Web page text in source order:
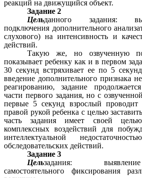
реакций на движущийся объект.
Задание 2
Цельданного задания:
подключения дополнительного
слухового) на интенсивность и
действий.
Такую же, но озвученную
показывает ребенку как и в первом
30 секунд встряхивает ее по 5
введение дополнительного признака
реагированию, задание
части первого задания, но с
первые 5 секунд взрослый проводит
правой рукой ребенка с целью
часть задания имеет своей
комплексных воздействий для
интеллектуальной
обследовательских действий.
Задание 3
Цельзадания:
самостоятельного фиксирования